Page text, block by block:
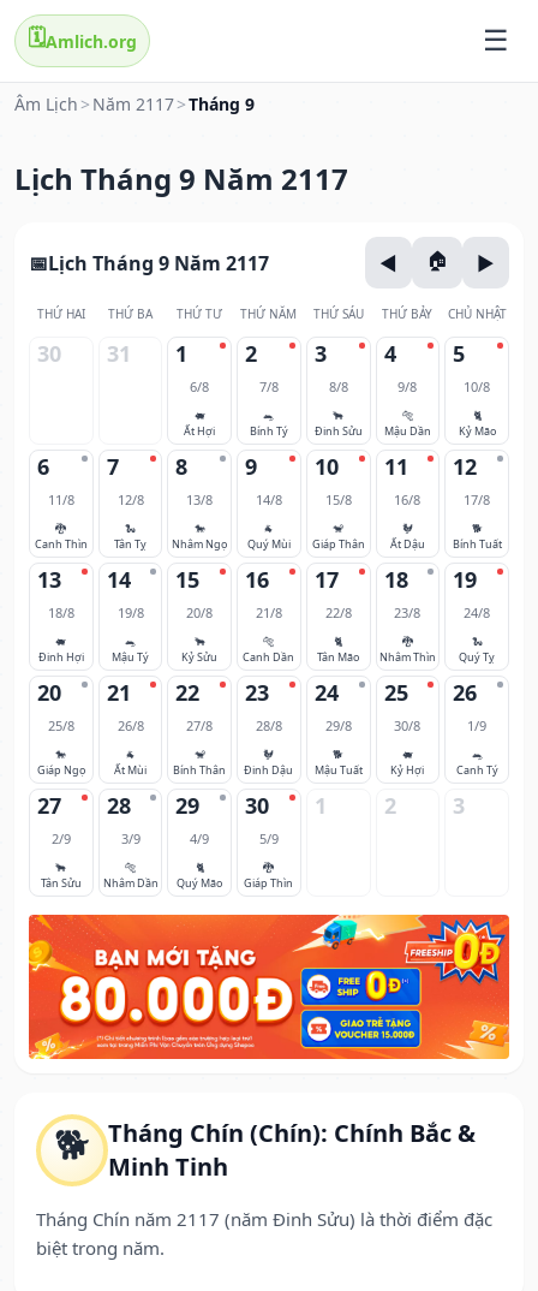
🗓️Amlich.org
Âm Lịch > Năm 2117>Tháng 9
Lịch Tháng 9 Năm 2117
🐕 Tháng Chín (Chín): Chính Bắc &
Minh Tinh
Tháng Chín năm 2117 (năm Đinh Sửu) là thời điểm đặc
biệt trong năm.
Lịch Tháng 9 Năm 2117
THỨ HAI THỨ BA THỨ TƯ THỨ NĂM THỨ SÁU THỨ BẢY CHỦ NHẬT
30 31 1
6/8
🐖
Ất Hợi
2
7/8
🐀
Bính Tý
3
8/8
🐂
Đinh Sửu
4
9/8
🐅
Mậu Dần
5
10/8
🐈
Kỷ Mão
6
11/8
🐉
Canh Thìn
7
12/8
🐍
Tân Tỵ
8
13/8
🐎
Nhâm Ngọ
9
14/8
🐐
Quý Mùi
10
15/8
🐒
Giáp Thân
11
16/8
🐓
Ất Dậu
12
17/8
🐕
Bính Tuất
13
18/8
🐖
Đinh Hợi
14
19/8
🐀
Mậu Tý
15
20/8
🐂
Kỷ Sửu
16
21/8
🐅
Canh Dần
17
22/8
🐈
Tân Mão
18
23/8
🐉
Nhâm Thìn
19
24/8
🐍
Quý Tỵ
20
25/8
🐎
Giáp Ngọ
21
26/8
🐐
Ất Mùi
22
27/8
🐒
Bính Thân
23
28/8
🐓
Đinh Dậu
24
29/8
🐕
Mậu Tuất
25
30/8
🐖
Kỷ Hợi
26
1/9
🐀
Canh Tý
27
2/9
🐂
Tân Sửu
28
3/9
🐅
Nhâm Dần
29
4/9
🐈
Quý Mão
30
5/9
🐉
Giáp Thìn
1 2 3